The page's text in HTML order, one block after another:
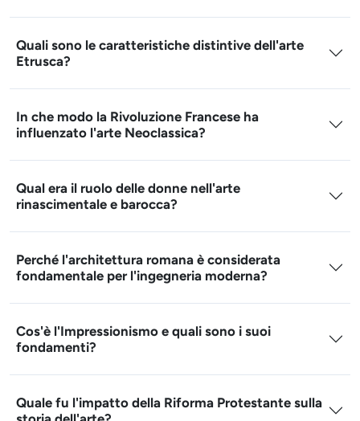
Quali sono le caratteristiche distintive dell'arte
Etrusca?
In che modo la Rivoluzione Francese ha
influenzato l'arte Neoclassica?
Qual era il ruolo delle donne nell'arte
rinascimentale e barocca?
Perché l'architettura romana è considerata
fondamentale per l'ingegneria moderna?
Cos'è l'Impressionismo e quali sono i suoi
fondamenti?
Quale fu l'impatto della Riforma Protestante sulla